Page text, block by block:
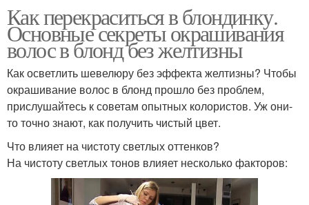
Как перекраситься в блондинку.
Основные секреты окрашивания
волос в блонд без желтизны
Как осветлить шевелюру без эффекта желтизны? Чтобы
окрашивание волос в блонд прошло без проблем,
прислушайтесь к советам опытных колористов. Уж они-
то точно знают, как получить чистый цвет.
Что влияет на чистоту светлых оттенков?
На чистоту светлых тонов влияет несколько факторов: